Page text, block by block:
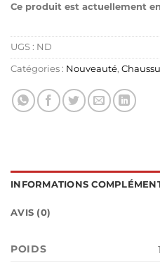
Ce produit est actuellement
UGS : ND
Catégories : Nouveauté,
INFORMATIONS
AVIS (0)
POIDS